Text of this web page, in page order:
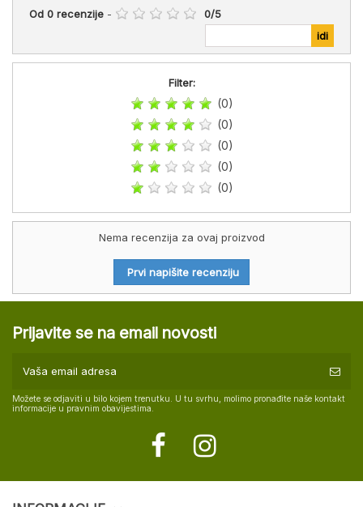
Od 0 recenzije - 0/5
Filter:
(0)
(0)
(0)
(0)
(0)
Nema recenzija za ovaj proizvod
Prvi napišite recenziju
Prijavite se na email novosti
Možete se odjaviti u bilo kojem trenutku. U tu svrhu, molimo pronađite naše kontakt
informacije u pravnim obavijestima.